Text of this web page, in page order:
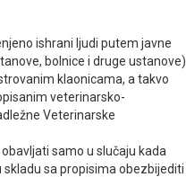
ishrani ljudi putem javne
bolnice i druge ustanove)
klaonicama, a takvo
veterinarsko-
Veterinarske
samo u slučaju kada
sa propisima obezbijediti